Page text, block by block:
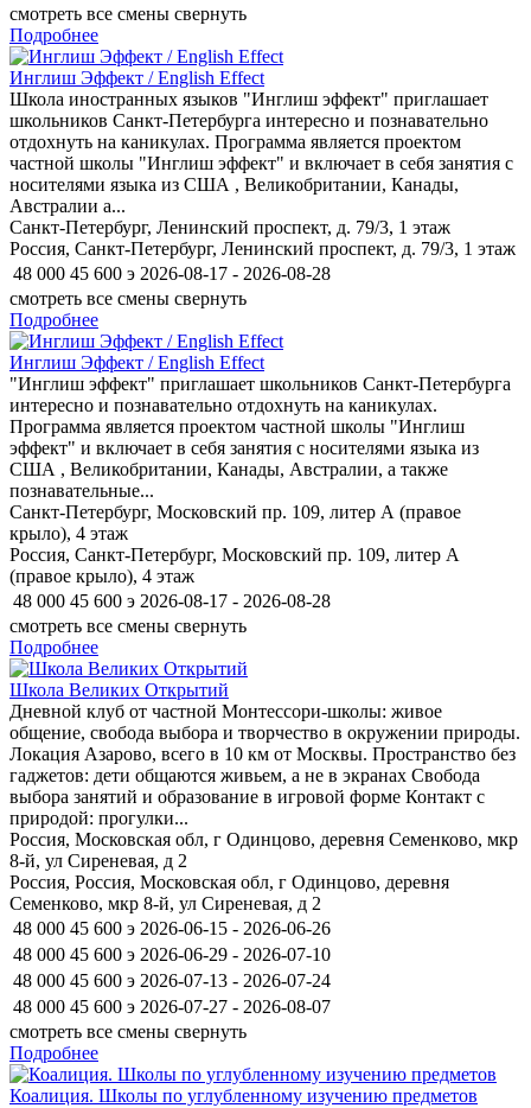
смотреть все смены свернуть
Подробнее
Инглиш Эффект / English Effect
Школа иностранных языков "Инглиш эффект" приглашает
школьников Санкт-Петербурга интересно и познавательно
отдохнуть на каникулах. Программа является проектом
частной школы "Инглиш эффект" и включает в себя занятия с
носителями языка из США , Великобритании, Канады,
Австралии а...
Санкт-Петербург, Ленинский проспект, д. 79/3, 1 этаж
Россия, Санкт-Петербург, Ленинский проспект, д. 79/3, 1 этаж
48 000 45 600 э 2026-08-17 - 2026-08-28
смотреть все смены свернуть
Подробнее
Инглиш Эффект / English Effect
"Инглиш эффект" приглашает школьников Санкт-Петербурга
интересно и познавательно отдохнуть на каникулах.
Программа является проектом частной школы "Инглиш
эффект" и включает в себя занятия с носителями языка из
США , Великобритании, Канады, Австралии, а также
познавательные...
Санкт-Петербург, Московский пр. 109, литер А (правое
крыло), 4 этаж
Россия, Санкт-Петербург, Московский пр. 109, литер А
(правое крыло), 4 этаж
48 000 45 600 э 2026-08-17 - 2026-08-28
смотреть все смены свернуть
Подробнее
Школа Великих Открытий
Дневной клуб от частной Монтессори-школы: живое
общение, свобода выбора и творчество в окружении природы.
Локация Азарово, всего в 10 км от Москвы. Пространство без
гаджетов: дети общаются живьем, а не в экранах Свобода
выбора занятий и образование в игровой форме Контакт с
природой: прогулки...
Россия, Московская обл, г Одинцово, деревня Семенково, мкр
8-й, ул Сиреневая, д 2
Россия, Россия, Московская обл, г Одинцово, деревня
Семенково, мкр 8-й, ул Сиреневая, д 2
48 000 45 600 э 2026-06-15 - 2026-06-26
48 000 45 600 э 2026-06-29 - 2026-07-10
48 000 45 600 э 2026-07-13 - 2026-07-24
48 000 45 600 э 2026-07-27 - 2026-08-07
смотреть все смены свернуть
Подробнее
Коалиция. Школы по углубленному изучению предметов